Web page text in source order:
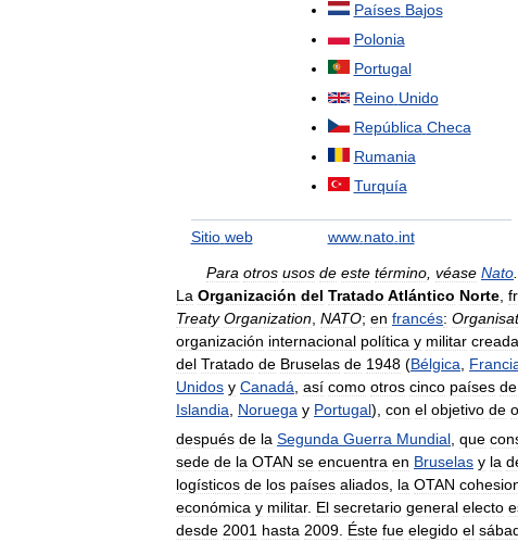
Países Bajos
Polonia
Portugal
Reino Unido
República Checa
Rumania
Turquía
Sitio web www. nato. int
Para otros usos de este término véase Nato
La Organización del Tratado Atlántico Norte
Treaty Organization NATO; en francés:
organización internacional política y militar creada
del Tratado de Bruselas de 1948 (Bélgica
Unidos y Canadá así como otros cinco países de
Islandia
Noruega y Portugal), con el objetivo de
después de la Segunda Guerra Mundial que
sede de la OTAN se encuentra en Bruselas y la
logísticos de los países aliados la OTAN
económica y militar. El secretario general electo
desde 2001 hasta 2009 Éste fue elegido el